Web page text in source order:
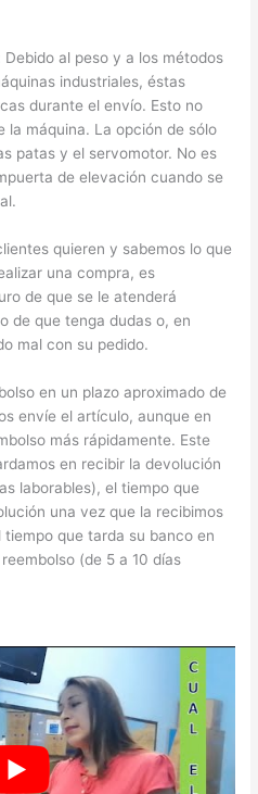
al peso y a los métodos
industriales, éstas
durante el envío. Esto no
máquina. La opción de sólo
patas y el servomotor. No es
de elevación cuando se
quieren y sabemos lo que
una compra, es
de que se le atenderá
de que tenga dudas o, en
mal con su pedido.
en un plazo aproximado de
envíe el artículo, aunque en
más rápidamente. Este
en recibir la devolución
laborables), el tiempo que
una vez que la recibimos
que tarda su banco en
(de 5 a 10 días